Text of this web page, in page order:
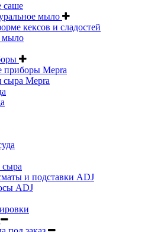
саше
мыло
кексов и сладостей
мыло
приборы Mepra
Mepra
и подставки ADJ
ADJ